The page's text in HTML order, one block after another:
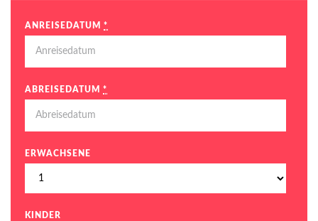
ANREISEDATUM*
ABREISEDATUM*
ERWACHSENE
KINDER